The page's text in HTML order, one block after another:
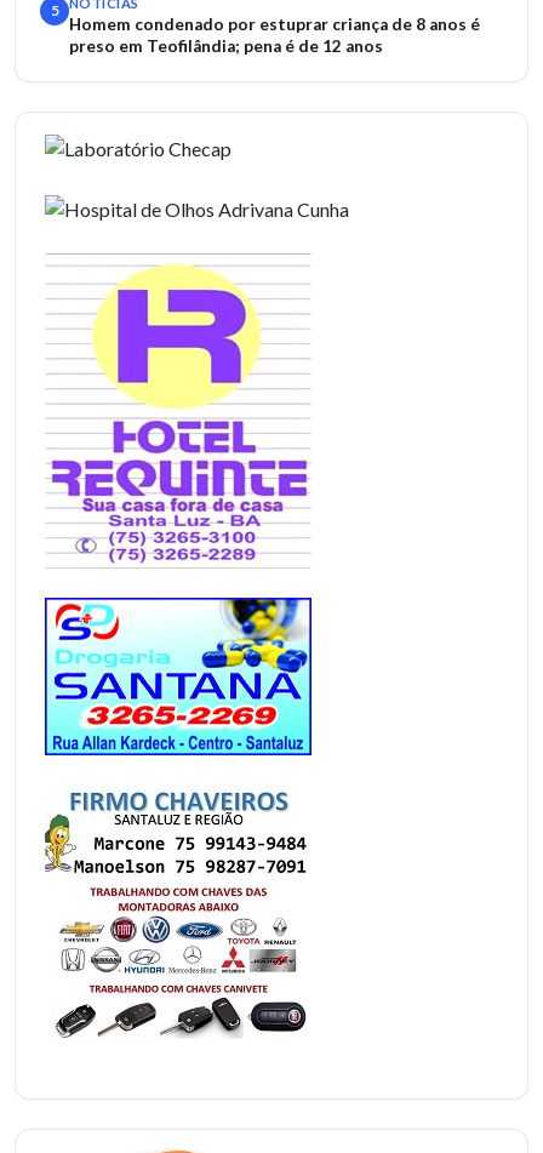
5
Homem condenado por estuprar criança de 8 anos é
preso em Teofilândia; pena é de 12 anos